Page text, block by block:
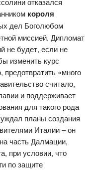
короля
дел Боголюбом
миссией. Дипломат
не будет, если не
изменить курс
предотвратить «много
считало,
и поддерживает
для такого рода
планы создания
Италии – он
часть Далмации,
при условии, что
по защите